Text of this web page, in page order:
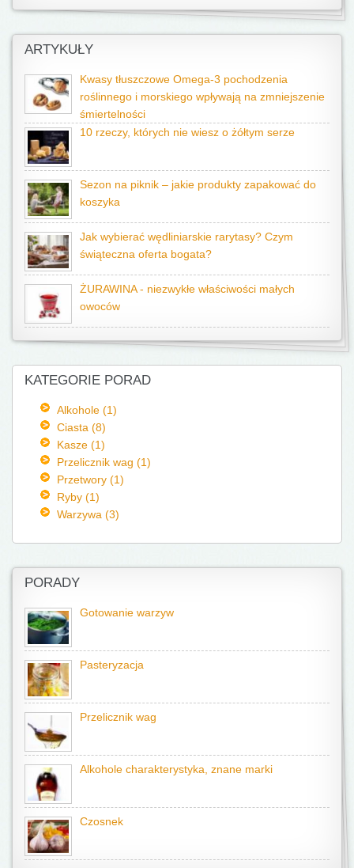
ARTYKUŁY
Kwasy tłuszczowe Omega-3 pochodzenia
roślinnego i morskiego wpływają na zmniejszenie
śmiertelności
10 rzeczy, których nie wiesz o żółtym serze
Sezon na piknik – jakie produkty zapakować do
koszyka
Jak wybierać wędliniarskie rarytasy? Czym
świąteczna oferta bogata?
ŻURAWINA - niezwykłe właściwości małych
owoców
KATEGORIE PORAD
Alkohole (1)
Ciasta (8)
Kasze (1)
Przelicznik wag (1)
Przetwory (1)
Ryby (1)
Warzywa (3)
PORADY
Gotowanie warzyw
Pasteryzacja
Przelicznik wag
Alkohole charakterystyka, znane marki
Czosnek